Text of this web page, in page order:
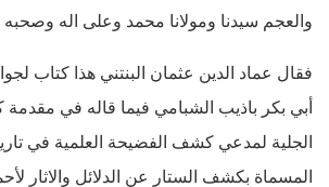
والعجم سيدنا ومولانا محمد وعلى اله وصحبه
فقال عماد الدين عثمان البنتني هذا كتاب
أبي بكر باذيب الشبامي فيما قاله في مقدمة
الجلية لمدعي كشف الفضيحة العلمية في
المسماة بكشف الستار عن الدلائل والاثار